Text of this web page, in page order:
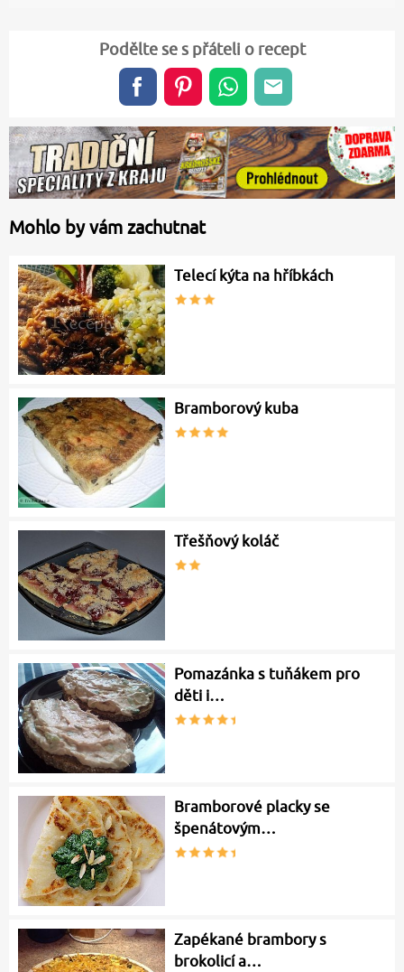
Podělte se s přáteli o recept
Mohlo by vám zachutnat
Telecí kýta na hříbkách
Bramborový kuba
Třešňový koláč
Pomazánka s tuňákem pro
děti i…
Bramborové placky se
špenátovým…
Zapékané brambory s
brokolicí a…